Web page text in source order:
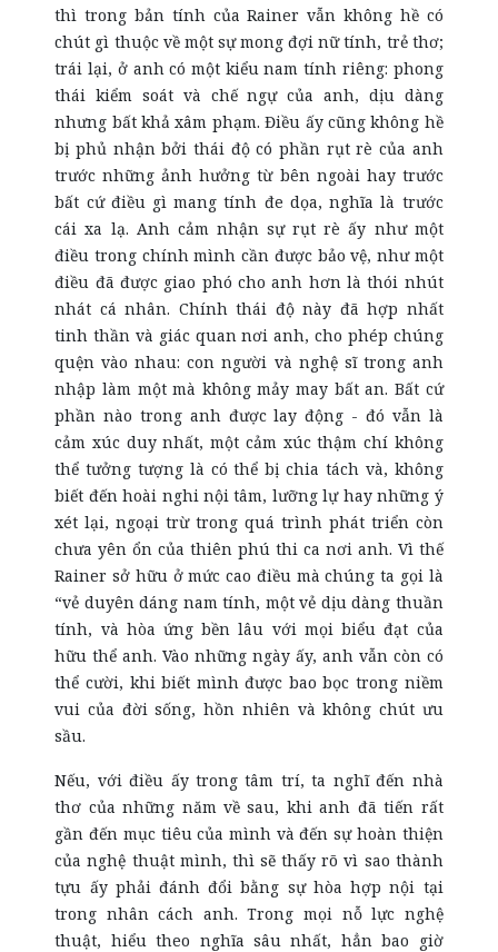
thì trong bản tính của Rainer vẫn không hề có
chút gì thuộc về một sự mong đợi nữ tính, trẻ thơ;
trái lại, ở anh có một kiểu nam tính riêng: phong
thái kiểm soát và chế ngự của anh, dịu dàng
nhưng bất khả xâm phạm. Điều ấy cũng không hề
bị phủ nhận bởi thái độ có phần rụt rè của anh
trước những ảnh hưởng từ bên ngoài hay trước
bất cứ điều gì mang tính đe dọa, nghĩa là trước
cái xa lạ. Anh cảm nhận sự rụt rè ấy như một
điều trong chính mình cần được bảo vệ, như một
điều đã được giao phó cho anh hơn là thói nhút
nhát cá nhân. Chính thái độ này đã hợp nhất
tinh thần và giác quan nơi anh, cho phép chúng
quện vào nhau: con người và nghệ sĩ trong anh
nhập làm một mà không mảy may bất an. Bất cứ
phần nào trong anh được lay động - đó vẫn là
cảm xúc duy nhất, một cảm xúc thậm chí không
thể tưởng tượng là có thể bị chia tách và, không
biết đến hoài nghi nội tâm, lưỡng lự hay những ý
xét lại, ngoại trừ trong quá trình phát triển còn
chưa yên ổn của thiên phú thi ca nơi anh. Vì thế
Rainer sở hữu ở mức cao điều mà chúng ta gọi là
“vẻ duyên dáng nam tính, một vẻ dịu dàng thuần
tính, và hòa ứng bền lâu với mọi biểu đạt của
hữu thể anh. Vào những ngày ấy, anh vẫn còn có
thể cười, khi biết mình được bao bọc trong niềm
vui của đời sống, hồn nhiên và không chút ưu
sầu.
Nếu, với điều ấy trong tâm trí, ta nghĩ đến nhà
thơ của những năm về sau, khi anh đã tiến rất
gần đến mục tiêu của mình và đến sự hoàn thiện
của nghệ thuật mình, thì sẽ thấy rõ vì sao thành
tựu ấy phải đánh đổi bằng sự hòa hợp nội tại
trong nhân cách anh. Trong mọi nỗ lực nghệ
thuật, hiểu theo nghĩa sâu nhất, hẳn bao giờ